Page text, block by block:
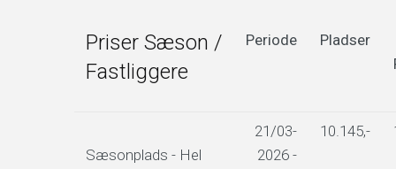
Priser Sæson /
Fastliggere
Periode
Pladser
Sæsonplads - Hel
21/03-
2026 -
10.145,-